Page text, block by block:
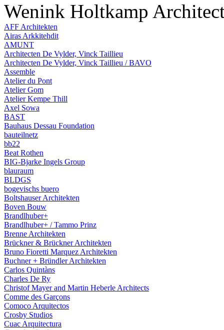
Wenink Holtkamp
AFF Architekten
Airas Arkkitehdit
AMUNT
Architecten De Vylder, Vinck Taillieu
Architecten De Vylder, Vinck Taillieu / BAVO
Assemble
Atelier du Pont
Atelier Gom
Atelier Kempe Thill
Axel Sowa
BAST
Bauhaus Dessau Foundation
bauteilnetz
bb22
Beat Rothen
BIG-Bjarke Ingels Group
blauraum
BLDGS
bogevischs buero
Boltshauser Architekten
Boven Bouw
Brandlhuber+
Brandlhuber+ / Tammo Prinz
Brenne Architekten
Brückner & Brückner Architekten
Bruno Fioretti Marquez Architekten
Buchner + Bründler Architekten
Carlos Quintàns
Charles De Ry
Christof Mayer and Martin Heberle Architects
Comme des Garçons
Comoco Arquitectos
Crosby Studios
Cuac Arquitectura